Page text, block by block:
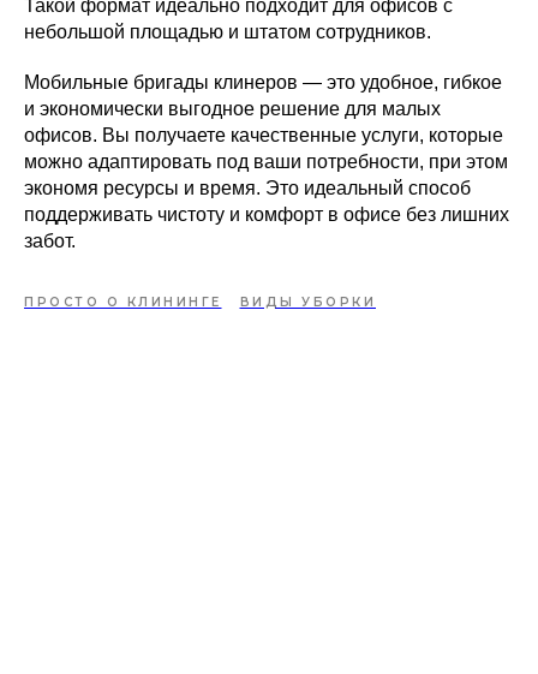
Такой формат идеально подходит для офисов с
небольшой площадью и штатом сотрудников.
Мобильные бригады клинеров — это удобное, гибкое
и экономически выгодное решение для малых
офисов. Вы получаете качественные услуги, которые
можно адаптировать под ваши потребности, при этом
экономя ресурсы и время. Это идеальный способ
поддерживать чистоту и комфорт в офисе без лишних
забот.
ПРОСТО О КЛИНИНГЕ ВИДЫ УБОРКИ